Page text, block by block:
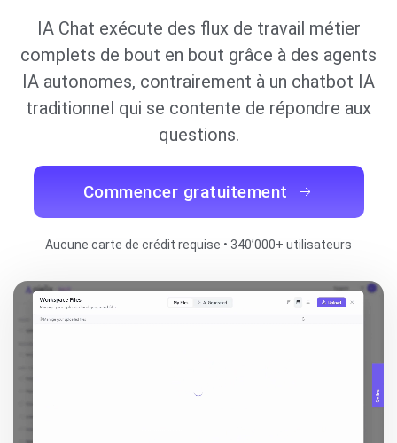
IA Chat exécute des flux de travail métier
complets de bout en bout grâce à des agents
IA autonomes, contrairement à un chatbot IA
traditionnel qui se contente de répondre aux
questions.
Commencer gratuitement
Aucune carte de crédit requise • 340’000+ utilisateurs